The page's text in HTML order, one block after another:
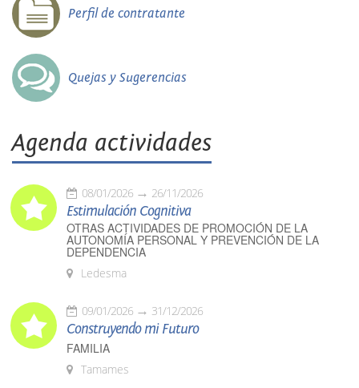
Perfil de contratante
Quejas y Sugerencias
Agenda actividades
08/01/2026 26/11/2026
Estimulación Cognitiva
OTRAS ACTIVIDADES DE PROMOCIÓN DE LA
AUTONOMÍA PERSONAL Y PREVENCIÓN DE LA
DEPENDENCIA
Ledesma
09/01/2026 31/12/2026
Construyendo mi Futuro
FAMILIA
Tamames